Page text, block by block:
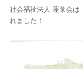
社会福祉法人 蓬莱会は
れました！